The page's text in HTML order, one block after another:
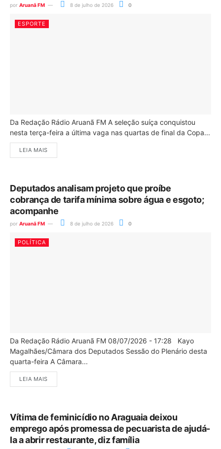
por Aruanã FM 8 de julho de 2026 0
ESPORTE
Da Redação Rádio Aruanã FM A seleção suíça conquistou
nesta terça-feira a última vaga nas quartas de final da Copa...
LEIA MAIS
Deputados analisam projeto que proíbe
cobrança de tarifa mínima sobre água e esgoto;
acompanhe
por Aruanã FM 8 de julho de 2026 0
POLÍTICA
Da Redação Rádio Aruanã FM 08/07/2026 - 17:28 Kayo
Magalhães/Câmara dos Deputados Sessão do Plenário desta
quarta-feira A Câmara...
LEIA MAIS
Vítima de feminicídio no Araguaia deixou
emprego após promessa de pecuarista de ajudá-
la a abrir restaurante, diz família